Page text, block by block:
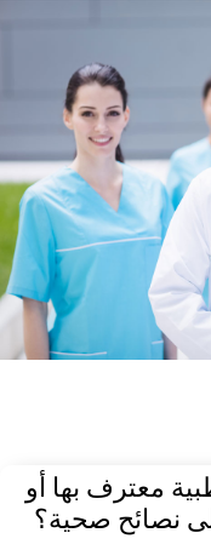
معترف بها أو
نصائح صحية؟